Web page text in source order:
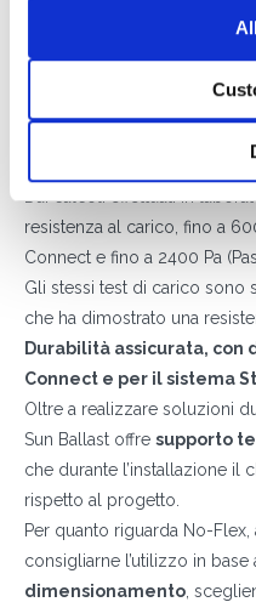
conseguenti al sovraccarico
punti localizzati e anche sulla
Dai calcoli effettuati in
resistenza al carico, fino a
Connect e fino a 2400 Pa
Gli stessi test di carico sono
che ha dimostrato una
Durabilità assicurata, con
Connect e per il sistema
Oltre a realizzare soluzioni
Sun Ballast offre supporto
che durante l’installazione il
rispetto al progetto.
Per quanto riguarda No-
consigliarne l’utilizzo in base
dimensionamento ,